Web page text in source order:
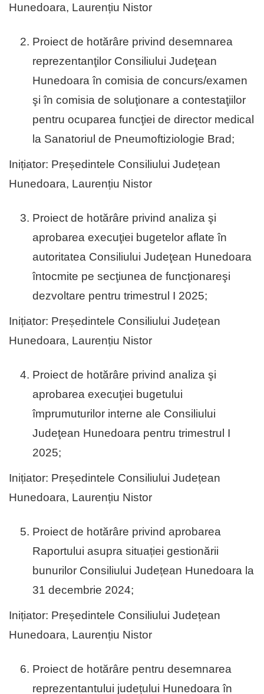
Hunedoara, Laurențiu Nistor
Proiect de hotărâre privind desemnarea
reprezentanţilor Consiliului Judeţean
Hunedoara în comisia de concurs/examen
şi în comisia de soluţionare a contestaţiilor
pentru ocuparea funcţiei de director medical
la Sanatoriul de Pneumoftiziologie Brad;
Inițiator: Președintele Consiliului Județean
Hunedoara, Laurențiu Nistor
Proiect de hotărâre privind analiza şi
aprobarea execuţiei bugetelor aflate în
autoritatea Consiliului Judeţean Hunedoara
întocmite pe secţiunea de funcţionareşi
dezvoltare pentru trimestrul I 2025;
Inițiator: Președintele Consiliului Județean
Hunedoara, Laurențiu Nistor
Proiect de hotărâre privind analiza şi
aprobarea execuţiei bugetului
împrumuturilor interne ale Consiliului
Judeţean Hunedoara pentru trimestrul I
2025;
Inițiator: Președintele Consiliului Județean
Hunedoara, Laurențiu Nistor
Proiect de hotărâre privind aprobarea
Raportului asupra situației gestionării
bunurilor Consiliului Județean Hunedoara la
31 decembrie 2024;
Inițiator: Președintele Consiliului Județean
Hunedoara, Laurențiu Nistor
Proiect de hotărâre pentru desemnarea
reprezentantului județului Hunedoara în